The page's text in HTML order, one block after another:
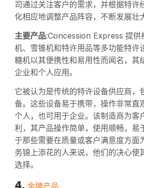
司通过关注客户的需求，并根据特许
化相应地调整产品阵容，不断发展壮
主要产品:Concession Express 提供
机、雪锥机和特许用品等多功能特许
糖机以其便携性和易用性而闻名，其
企业和个人应用。
它被认为是传统的特许设备供应商，
备。这些设备易于携带，操作非常直
个人，也可用于企业。该制造商为客
利，其产品操作简单，使用顺畅，易
于那些需要在质量或客户满意度方面
务锦上添花的人来说，他们的决心使
选择。